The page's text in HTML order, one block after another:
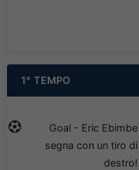
1° TEMPO
Goal - Eric Ebimbe
segna con un tiro di
destro!